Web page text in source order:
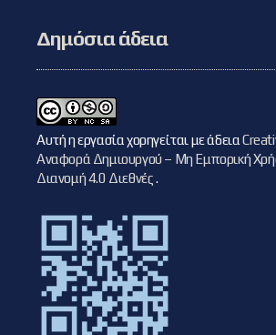
Δημόσια άδεια
Αυτή η εργασία χορηγείται με άδεια
Αναφορά Δημιουργού – Μη Εμπορική
Διανομή 4.0 Διεθνές.